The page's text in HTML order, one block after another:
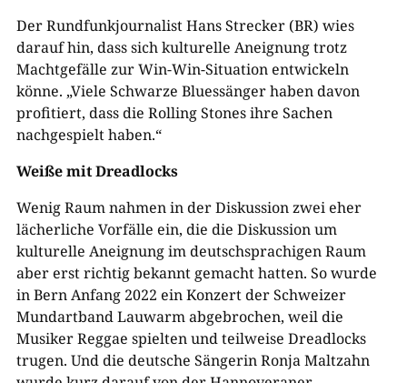
Der Rundfunkjournalist Hans Strecker (BR) wies
darauf hin, dass sich kulturelle Aneignung trotz
Machtgefälle zur Win-Win-Situation entwickeln
könne. „Viele Schwarze Bluessänger haben davon
profitiert, dass die Rolling Stones ihre Sachen
nachgespielt haben.“
Weiße mit Dreadlocks
Wenig Raum nahmen in der Diskussion zwei eher
lächerliche Vorfälle ein, die die Diskussion um
kulturelle Aneignung im deutschsprachigen Raum
aber erst richtig bekannt gemacht hatten. So wurde
in Bern Anfang 2022 ein Konzert der Schweizer
Mundartband Lauwarm abgebrochen, weil die
Musiker Reggae spielten und teilweise Dreadlocks
trugen. Und die deutsche Sängerin Ronja Maltzahn